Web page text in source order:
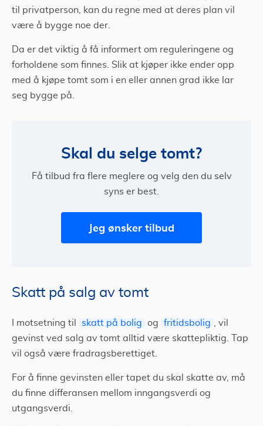
til privatperson, kan du regne med at deres plan vil
være å bygge noe der.
Da er det viktig å få informert om reguleringene og
forholdene som finnes. Slik at kjøper ikke ender opp
med å kjøpe tomt som i en eller annen grad ikke lar
seg bygge på.
Skal du selge tomt?
Få tilbud fra flere meglere og velg den du selv
syns er best.
Jeg ønsker tilbud
Skatt på salg av tomt
I motsetning til skatt på bolig og fritidsbolig
, vil
gevinst ved salg av tomt alltid være skattepliktig. Tap
vil også være fradragsberettiget.
For å finne gevinsten eller tapet du skal skatte av, må
du finne differansen mellom inngangsverdi og
utgangsverdi.